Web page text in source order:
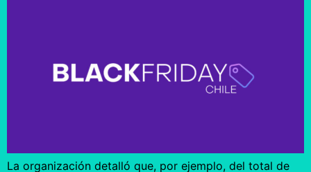
La organización detalló que, por ejemplo, del total de